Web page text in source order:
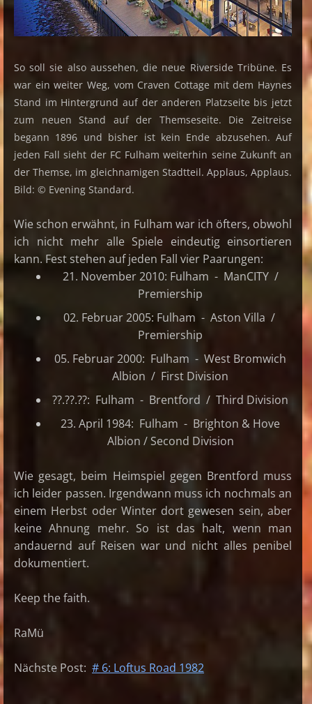
So soll sie also aussehen, die neue Riverside Tribüne. Es
war ein weiter Weg, vom Craven Cottage mit dem Haynes
Stand im Hintergrund auf der anderen Platzseite bis jetzt
zum neuen Stand auf der Themseseite. Die Zeitreise
begann 1896 und bisher ist kein Ende abzusehen. Auf
jeden Fall sieht der FC Fulham weiterhin seine Zukunft an
der Themse, im gleichnamigen Stadtteil. Applaus, Applaus.
Bild: © Evening Standard.
Wie schon erwähnt, in Fulham war ich öfters, obwohl
ich nicht mehr alle Spiele eindeutig einsortieren
kann. Fest stehen auf jeden Fall vier Paarungen:
21. November 2010: Fulham - ManCITY /
Premiership
02. Februar 2005: Fulham - Aston Villa /
Premiership
05. Februar 2000: Fulham - West Bromwich
Albion / First Division
??.??.??: Fulham - Brentford / Third Division
23. April 1984: Fulham - Brighton & Hove
Albion / Second Division
Wie gesagt, beim Heimspiel gegen Brentford muss
ich leider passen. Irgendwann muss ich nochmals an
einem Herbst oder Winter dort gewesen sein, aber
keine Ahnung mehr. So ist das halt, wenn man
andauernd auf Reisen war und nicht alles penibel
dokumentiert.
Keep the faith.
RaMü
Nächste Post: # 6: Loftus Road 1982